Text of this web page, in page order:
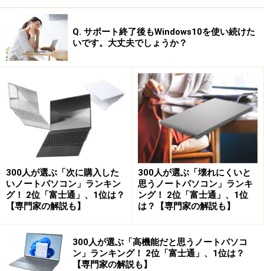
め、外部ディスプレイに接続ができます。職場やリモー
トワーク先にディスプレイがある場合は便利です。ま
た、USBハブやBluetooth経由でキーボードやマウス接続
もできますので、デスクトップパソコンのように使えま
外部ディスプレイに出力
Zoomは、ChromeブラウザにZoomアプリをインストール
することで利用できました。遅延もなく快適に使えまし
た。
Zoomを利用
Chromebookのおすすめの使い方
Q. サポート終了後もWindows10を使い続けた
いです。大丈夫でしょうか？
300人が選ぶ「次に購入した
いノートパソコン」ランキン
グ！ 2位「富士通」、1位は？
【専門家の解説も】
300人が選ぶ「壊れにくいと
思うノートパソコン」ランキ
ング！ 2位「富士通」、1位
は？【専門家の解説も】
300人が選ぶ「高機能だと思うノートパソコ
ン」ランキング！ 2位「富士通」、1位は？
【専門家の解説も】